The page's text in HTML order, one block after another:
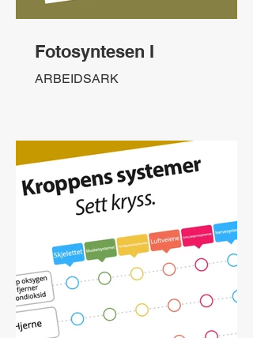
Fotosyntesen I
ARBEIDSARK